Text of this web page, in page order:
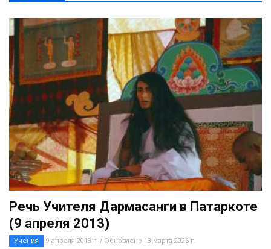
Речь Учителя Дармасанги в Патаркоте
(9 апреля 2013)
Учения 9 апреля 2013 г. / Обновлено 13 марта 2026 г.